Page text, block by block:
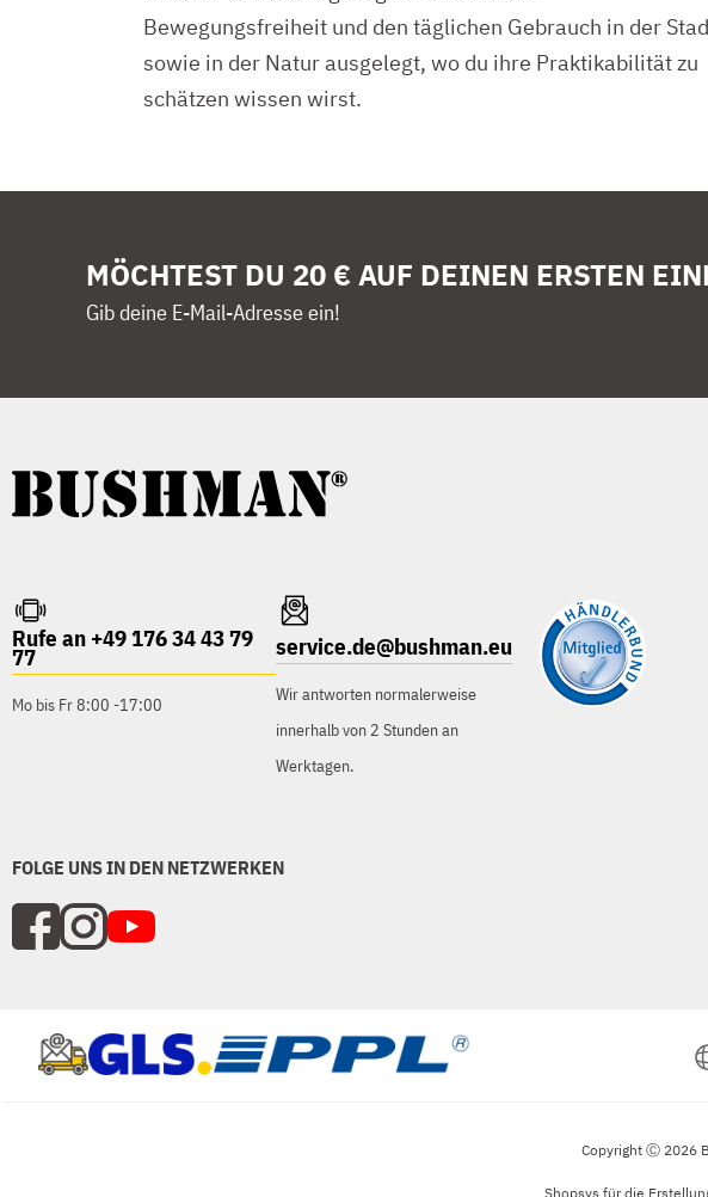
Bewegungsfreiheit und den täglichen Gebrauch in der
sowie in der Natur ausgelegt, wo du ihre Praktikabilität zu
schätzen wissen wirst.
MÖCHTEST DU 20 € AUF DEINEN ERSTEN
Gib deine E-Mail-Adresse ein!
Rufe an +49 176 34 43 79
77
Mo bis Fr 8:00 -17:00
service.de@bushman.eu
Wir antworten normalerweise
innerhalb von 2 Stunden an
Werktagen.
FOLGE UNS IN DEN NETZWERKEN
Copyright Ⓒ 2026
Shopsys für die